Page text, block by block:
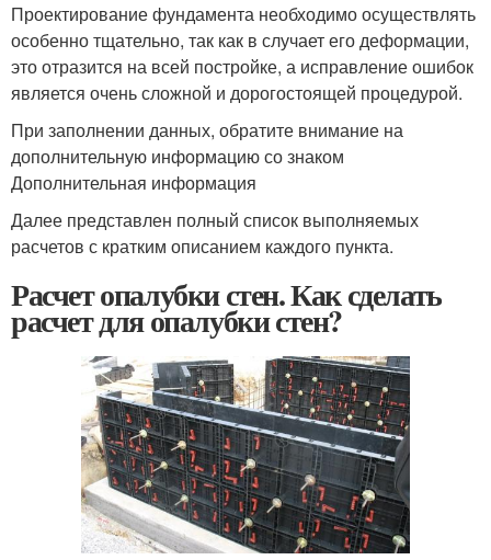
Проектирование фундамента необходимо осуществлять
особенно тщательно, так как в случает его деформации,
это отразится на всей постройке, а исправление ошибок
является очень сложной и дорогостоящей процедурой.
При заполнении данных, обратите внимание на
дополнительную информацию со знаком
Дополнительная информация
Далее представлен полный список выполняемых
расчетов с кратким описанием каждого пункта.
Расчет опалубки стен. Как сделать
расчет для опалубки стен?